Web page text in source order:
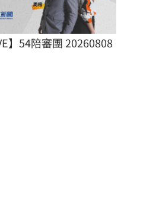
】54陪審團 20260808